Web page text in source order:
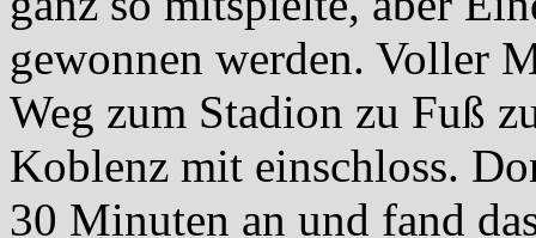
gewonnen werden. Voller
Weg zum Stadion zu Fuß
Koblenz mit einschloss.
30 Minuten an und fand